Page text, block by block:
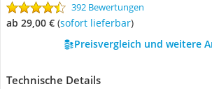
392 Bewertungen
ab 29,00 € ( Sofort lieferbar)
Preisvergleich und weitere
Technische Details